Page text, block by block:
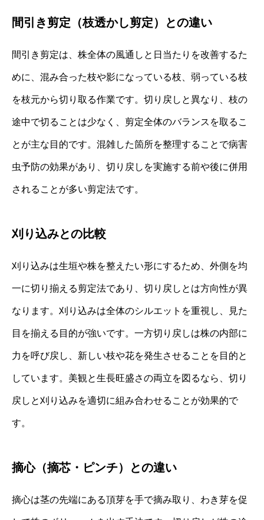
間引き剪定（枝透かし剪定）との違い
間引き剪定は、株全体の風通しと日当たりを改善するた
めに、混み合った枝や影になっている枝、弱っている枝
を枝元から切り取る作業です。切り戻しと異なり、枝の
途中で切ることは少なく、剪定全体のバランスを取るこ
とが主な目的です。混雑した箇所を整理することで病害
虫予防の効果があり、切り戻しを実施する前や後に併用
されることが多い剪定法です。
刈り込みとの比較
刈り込みは生垣や株を整えたい形にするため、外側を均
一に切り揃える剪定法であり、切り戻しとは方向性が異
なります。刈り込みは全体のシルエットを重視し、見た
目を揃える目的が強いです。一方切り戻しは株の内部に
力を呼び戻し、新しい枝や花を発生させることを目的と
しています。美観と生長旺盛さの両立を図るなら、切り
戻しと刈り込みを適切に組み合わせることが効果的で
す。
摘心（摘芯・ピンチ）との違い
摘心は茎の先端にある頂芽を手で摘み取り、わき芽を促